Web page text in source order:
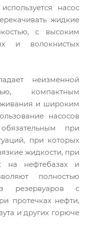
насос
жидкие
с высоким
и волокнистых
неизменной
компактным
и широким
насосов
при
при которых
жидкости, при
на нефтебазах и
полностью
резервуаров с
протечках нефти,
и других горюче